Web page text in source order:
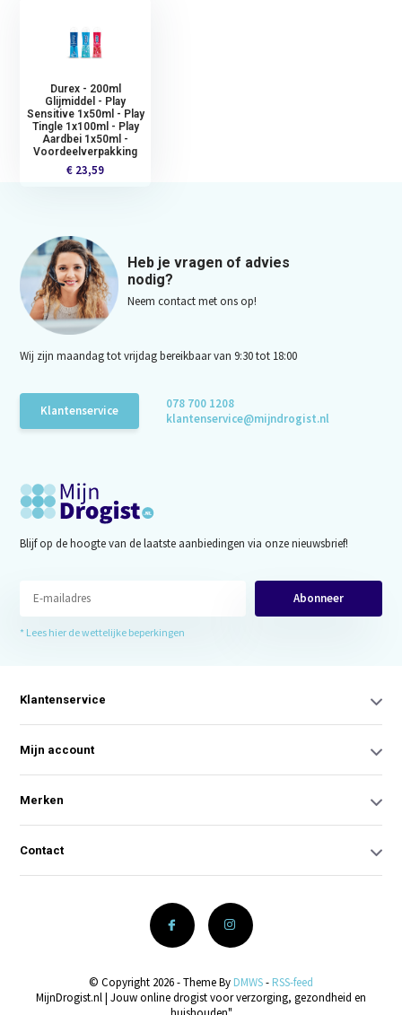
Durex - 200ml
Glijmiddel - Play
Sensitive 1x50ml - Play
Tingle 1x100ml - Play
Aardbei 1x50ml -
Voordeelverpakking
€ 23,59
Heb je vragen of advies
nodig?
Neem contact met ons op!
Wij zijn maandag tot vrijdag bereikbaar van 9:30 tot 18:00
Klantenservice
078 700 1208
klantenservice@mijndrogist.nl
Blijf op de hoogte van de laatste aanbiedingen via onze nieuwsbrief!
Abonneer
* Lees hier de wettelijke beperkingen
Klantenservice
Mijn account
Merken
Contact
© Copyright 2026 - Theme By DMWS- RSS-feed
MijnDrogist.nl | Jouw online drogist voor verzorging, gezondheid en